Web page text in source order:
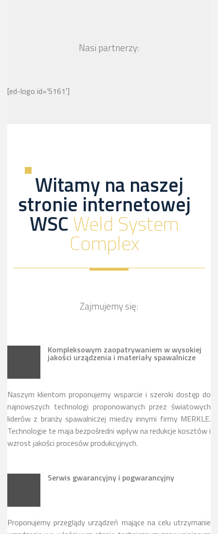
Nasi partnerzy:
[ed-logo id=’5161′]
Witamy na naszej
stronie internetowej
WSCWeld System
Complex
Zajmujemy się:
Kompleksowym zaopatrywaniem w wysokiej
jakości urządzenia i materiały spawalnicze
Naszym klientom proponujemy wsparcie i szeroki dostęp do
najnowszych technologi proponowanych przez światowych
liderów z branży spawalniczej miedzy innymi firmy MERKLE.
Technologie te maja bezpośredni wpływ na redukcje kosztów i
wzrost jakości procesów produkcyjnych.
Serwis gwarancyjny i pogwarancyjny
Proponujemy przeglądy urządzeń mające na celu utrzymanie